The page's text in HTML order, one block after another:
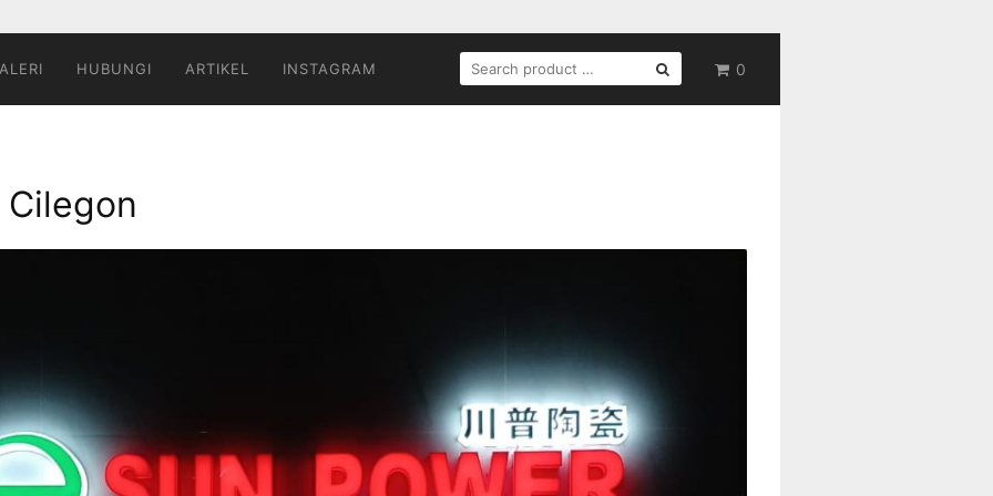
0
HUBUNGI ARTIKEL INSTAGRAM
SEARCH
FOR: